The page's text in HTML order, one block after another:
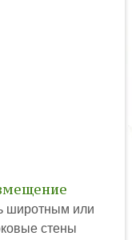
широтным или
стены